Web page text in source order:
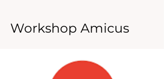
Workshop Amicus